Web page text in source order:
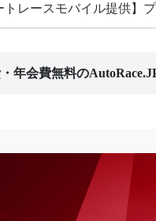
トレースモバイル提供】
年会費無料の